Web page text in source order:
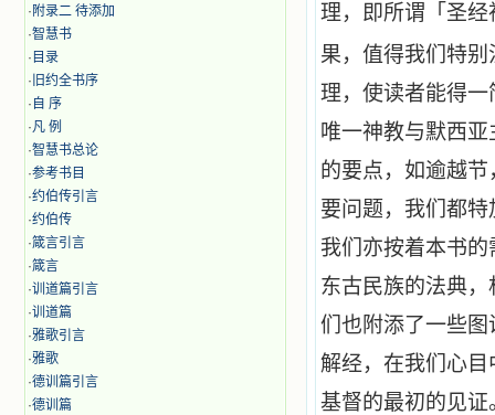
· 附录二 待添加
·智慧书
· 目录
· 旧约全书序
· 自 序
·凡 例
·智慧书总论
·参考书目
·约伯传引言
·约伯传
·箴言引言
·箴言
·训道篇引言
·训道篇
·雅歌引言
·雅歌
·德训篇引言
·德训篇
理，即所谓「圣经
果，值得我们特
理，使读者能得
唯一神教与默西
的要点，如逾越
要问题，我们都
我们亦按着本书
东古民族的法典
们也附添了一些
解经，在我们心
基督的最初的见证